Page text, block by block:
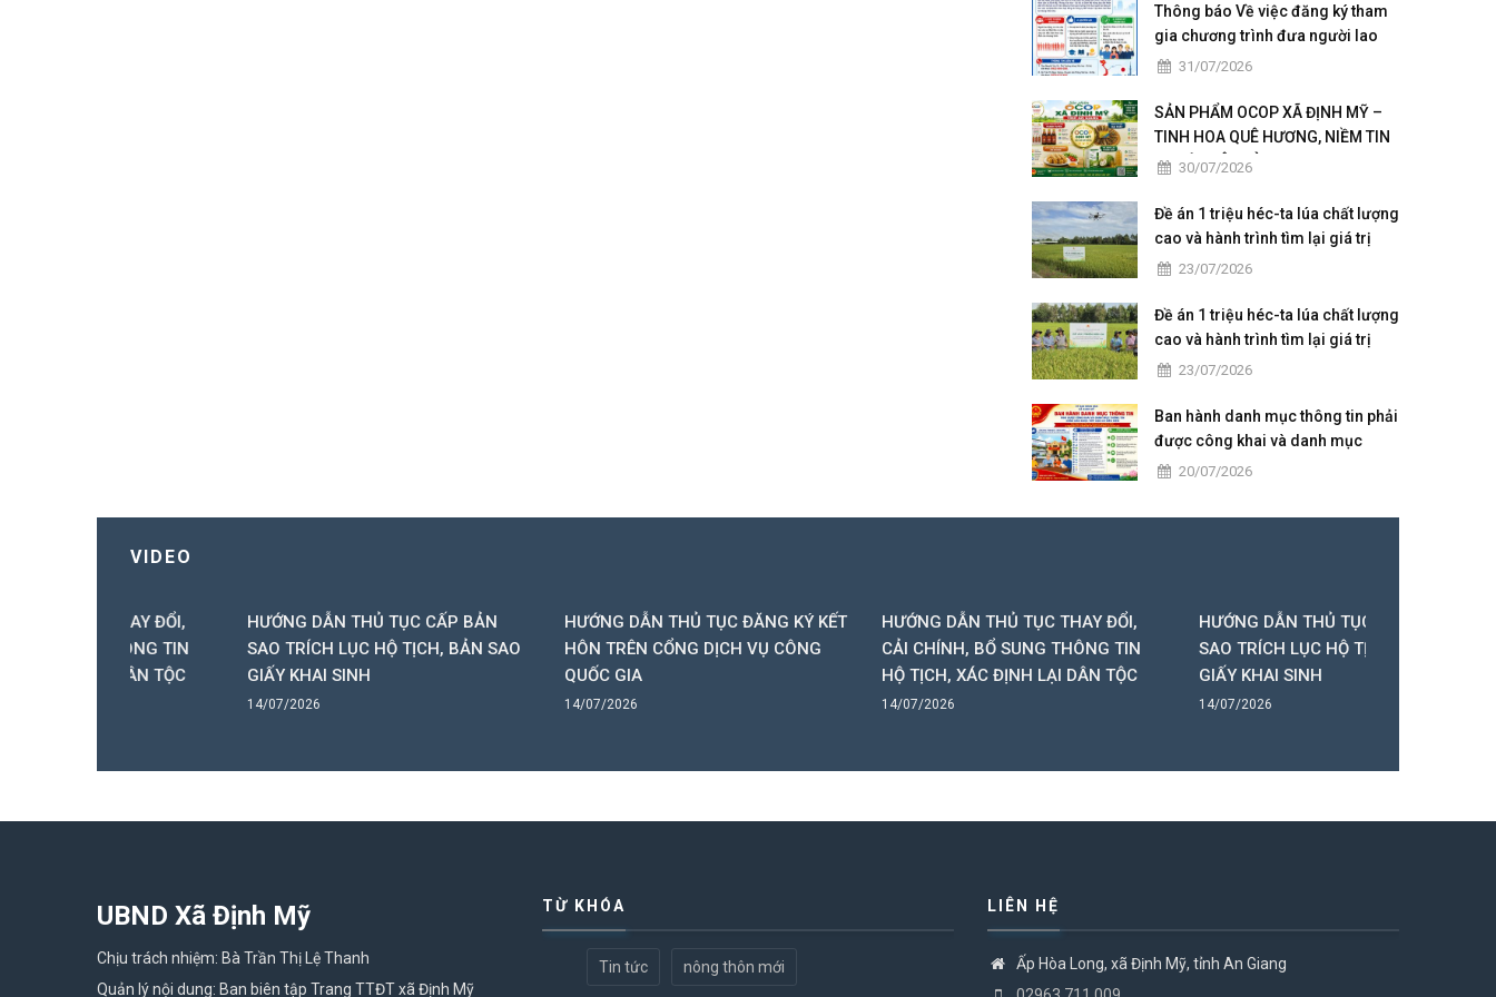
Thông báo Về việc đăng ký tham
gia chương trình đưa người lao
động đi làm việc tại Nhật Bản theo
31/07/2026
SẢN PHẨM OCOP XÃ ĐỊNH MỸ –
TINH HOA QUÊ HƯƠNG, NIỀM TIN
NGƯỜI TIÊU DÙNG
30/07/2026
Đề án 1 triệu héc-ta lúa chất lượng
cao và hành trình tìm lại giá trị
cho người trồng lúa
23/07/2026
Đề án 1 triệu héc-ta lúa chất lượng
cao và hành trình tìm lại giá trị
cho người trồng lúa
23/07/2026
Ban hành danh mục thông tin phải
được công khai và danh mục
thông tin công dân được tiếp cận
20/07/2026
VIDEO
HƯỚNG DẪN THỦ TỤC CẤP BẢN
SAO TRÍCH LỤC HỘ TỊCH, BẢN SAO
GIẤY KHAI SINH
HƯỚNG DẪN THỦ TỤC ĐĂNG KÝ KẾT
HÔN TRÊN CỔNG DỊCH VỤ CÔNG
HƯỚNG DẪN THỦ TỤC THAY ĐỔI,
CẢI CHÍNH, BỔ SUNG THÔNG TIN
HỘ TỊCH, XÁC ĐỊNH LẠI DÂN TỘC
HƯỚNG DẪN THỦ TỤC CẤP BẢN
SAO TRÍCH LỤC HỘ TỊCH, BẢN SAO
GIẤY KHAI SINH
UBND Xã Định Mỹ
Chịu trách nhiệm: Bà Trần Thị Lệ Thanh
Quản lý nội dung: Ban biên tập Trang TTĐT xã Định Mỹ
TỪ KHÓA
Tin tức nông thôn mới
LIÊN HỆ
Ấp Hòa Long, xã Định Mỹ, tỉnh An Giang